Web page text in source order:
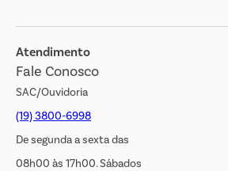
Jornal de Ofertas
Transparência Salarial
Atendimento
Fale Conosco
SAC/Ouvidoria
(19) 3800-6998
De segunda a sexta das
08h00 às 17h00. Sábados